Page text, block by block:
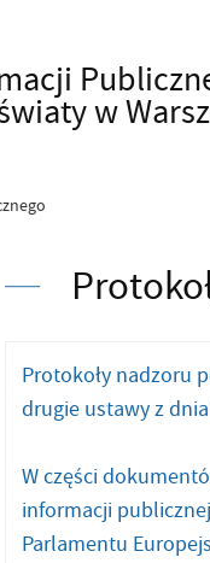
w
Protokoły nadzoru
drugie ustawy z
W części
informacji
Parlamentu